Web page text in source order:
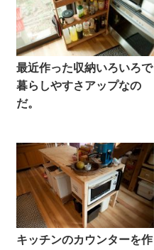
最近作った収納いろいろで
暮らしやすさアップなの
だ。
キッチンのカウンターを作